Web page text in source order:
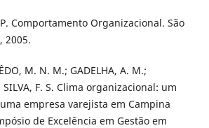
Comportamento Organizacional. São
2005.
M. N. M.; GADELHA, A. M.;
SILVA, F. S. Clima organizacional: um
empresa varejista em Campina
de Excelência em Gestão em